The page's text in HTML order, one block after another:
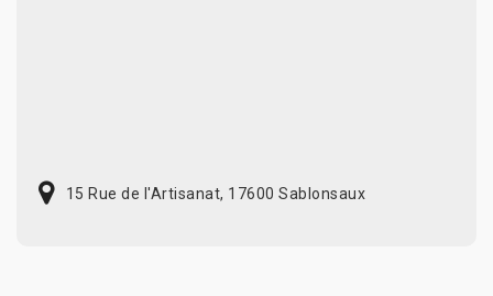
15 Rue de l'Artisanat, 17600 Sablonsaux